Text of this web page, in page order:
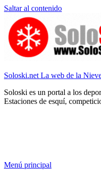
Saltar al contenido
Soloski.net La web de la
Soloski es un portal a los
Estaciones de esquí,
Menú principal